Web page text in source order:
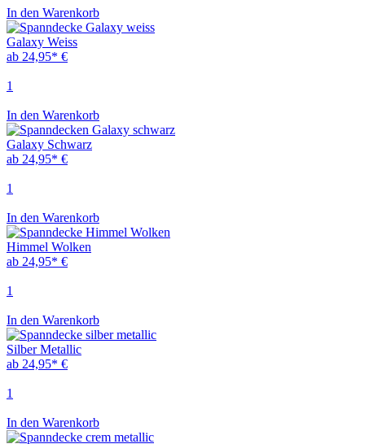
In den Warenkorb
Galaxy Weiss
ab 24,95* €
1
In den Warenkorb
Galaxy Schwarz
ab 24,95* €
1
In den Warenkorb
Himmel Wolken
ab 24,95* €
1
In den Warenkorb
Silber Metallic
ab 24,95* €
1
In den Warenkorb